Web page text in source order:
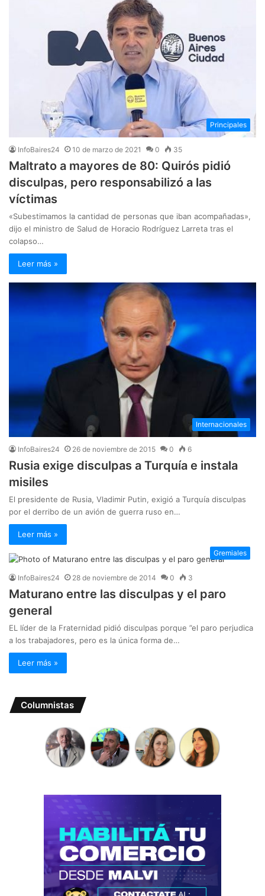
Principales
InfoBaires24 10 de marzo de 2021 0 35
Maltrato a mayores de 80: Quirós pidió
disculpas, pero responsabilizó a las
víctimas
«Subestimamos la cantidad de personas que iban acompañadas»,
dijo el ministro de Salud de Horacio Rodríguez Larreta tras el
colapso…
Leer más »
Internacionales
InfoBaires24 26 de noviembre de 2015 0 6
Rusia exige disculpas a Turquía e instala
misiles
El presidente de Rusia, Vladimir Putin, exigió a Turquía disculpas
por el derribo de un avión de guerra ruso en…
Leer más »
Gremiales
InfoBaires24 28 de noviembre de 2014 0 3
Maturano entre las disculpas y el paro
general
EL líder de la Fraternidad pidió disculpas porque ”el paro perjudica
a los trabajadores, pero es la única forma de…
Leer más »
Columnistas